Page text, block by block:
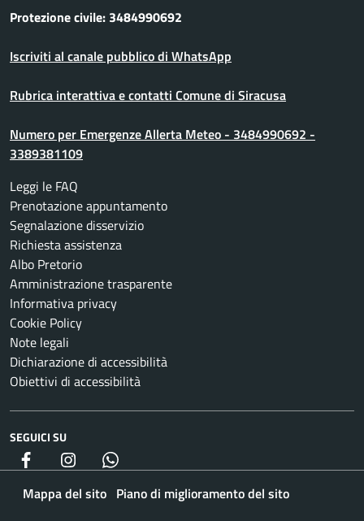
Protezione civile: 3484990692
Iscriviti al canale pubblico di WhatsApp
Rubrica interattiva e contatti Comune di Siracusa
Numero per Emergenze Allerta Meteo - 3484990692 -
3389381109
Leggi le FAQ
Prenotazione appuntamento
Segnalazione disservizio
Richiesta assistenza
Albo Pretorio
Amministrazione trasparente
Informativa privacy
Cookie Policy
Note legali
Dichiarazione di accessibilità
Obiettivi di accessibilità
SEGUICI SU
Facebook Instagram
Mappa del sito Piano di miglioramento del sito